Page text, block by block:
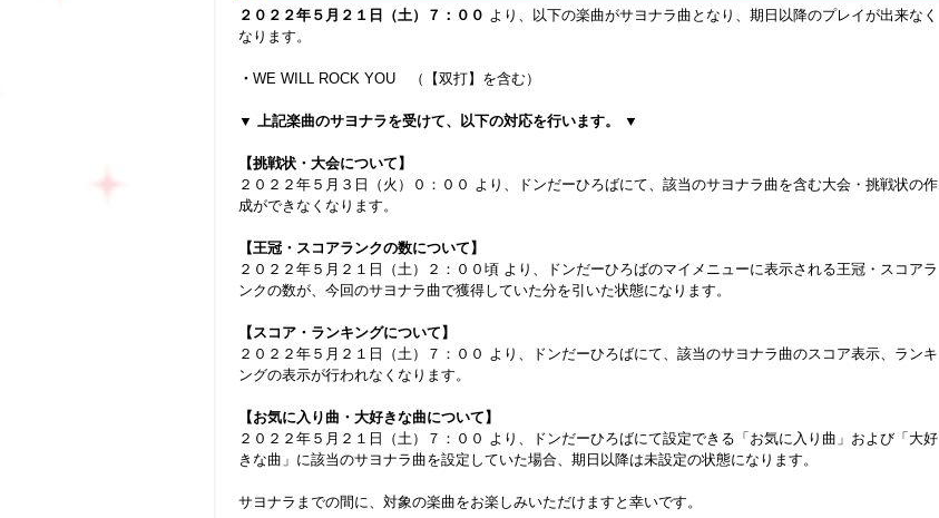
２０２２年５月２１日（土）７：００ より、以下の楽曲がサヨナラ曲となり、期日以降のプレイが出来なく
なります。
・ WE WILL ROCK YOU （【双打】を含む）
▼ 上記楽曲のサヨナラを受けて、以下の対応を行います。 ▼
【挑戦状・大会について】
２０２２年５月３日（火）０：００ より、ドンだーひろばにて、該当のサヨナラ曲を含む大会・挑戦状の作
成ができなくなります。
【王冠・スコアランクの数について】
２０２２年５月２１日（土）２：００頃 より、ドンだーひろばのマイメニューに表示される王冠・スコアラ
ンクの数が、今回のサヨナラ曲で獲得していた分を引いた状態になります。
【スコア・ランキングについて】
２０２２年５月２１日（土）７：００ より、ドンだーひろばにて、該当のサヨナラ曲のスコア表示、ランキ
ングの表示が行われなくなります。
【お気に入り曲・大好きな曲について】
２０２２年５月２１日（土）７：００ より、ドンだーひろばにて設定できる「お気に入り曲」および「大好
きな曲」に該当のサヨナラ曲を設定していた場合、期日以降は未設定の状態になります。
サヨナラまでの間に、対象の楽曲をお楽しみいただけますと幸いです。